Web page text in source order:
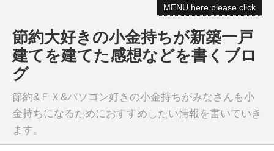
MENU here please click
節約大好きの小金持ちが新築一戸
建てを建てた感想などを書くブロ
グ
節約&ＦＸ&パソコン好きの小金持ちがみなさんも小
金持ちになるためにおすすめしたい情報を書いていき
ます。